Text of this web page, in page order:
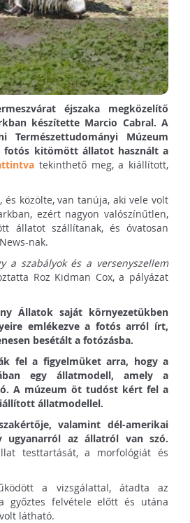
éjszaka megközelítő
készítette Marcio Cabral. A
Múzeum
fotós kitömött állatot használt a
tekinthető meg, a kiállított,
közölte, van tanúja, aki vele volt
ezért nagyon valószínűtlen,
állatot szállítanak, és óvatosan
nak.
a szabályok és a versenyszellem
Roz Kidman Cox, a pályázat
Állatok saját környezetükben
emlékezve a fotós arról írt,
besétált a fotózásba.
fel a figyelmüket arra, hogy a
egy állatmodell, amely a
A múzeum öt tudóst kért fel a
állatmodellel.
valamint dél-amerikai
az állatról van szó.
testtartását, a morfológiát és
a vizsgálattal, átadta az
győztes felvétele előtt és utána
látható.